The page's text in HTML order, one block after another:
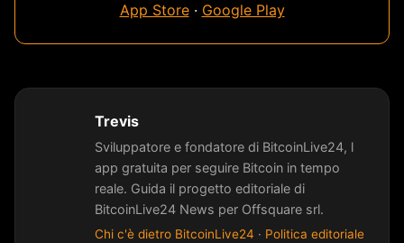
App Store· Google Play
Trevis
Sviluppatore e fondatore di BitcoinLive24, l
app gratuita per seguire Bitcoin in tempo
reale. Guida il progetto editoriale di
BitcoinLive24 News per Offsquare srl.
Chi c'è dietro BitcoinLive24 · Politica editoriale